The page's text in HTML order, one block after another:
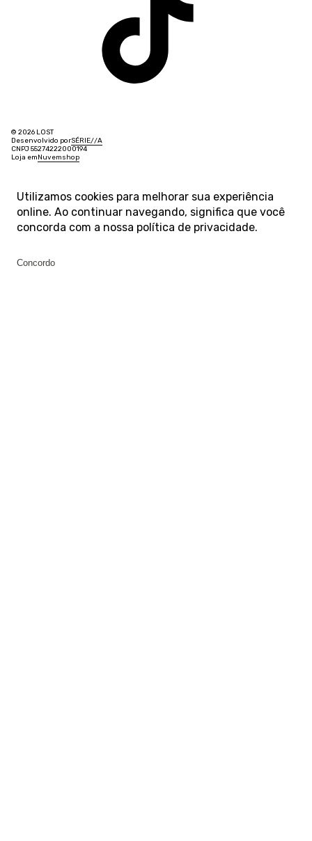
© 2026 LOST
Desenvolvido porSÉRIE//A
CNPJ 55274222000194
Loja emNuvemshop
Utilizamos cookies para melhorar sua experiência
online. Ao continuar navegando, significa que você
concorda com a nossa política de privacidade.
Concordo